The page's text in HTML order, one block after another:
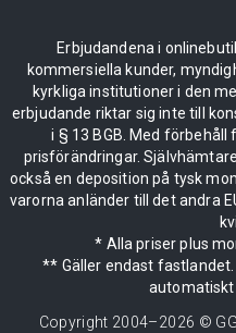
Erbjudandena i
kommersiella kunder,
kyrkliga institutioner i den
erbjudande riktar sig inte till
i § 13 BGB. Med
prisförändringar.
också en deposition på tysk
varorna anländer till det andra
* Alla priser plus
** Gäller endast
Copyright 2004–2026 ©